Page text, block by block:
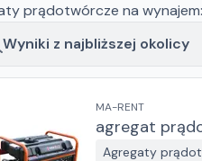
prądotwórcze na wynajem:
Wyniki z najbliższej okolicy
MA-RENT
agregat
Agregaty